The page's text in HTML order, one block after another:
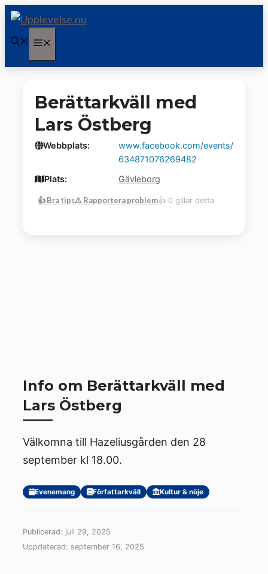
Hoppa
innehåll
Berättarkväll med
Lars Östberg
Webbplats:
www.facebook.com/events/
634871076269482
Plats:
Gävleborg
👍 Bra tips⚠️ Rapportera problem👍 0 gillar detta
Info om Berättarkväll med
Lars Östberg
Välkomna till Hazeliusgården den 28
september kl 18.00.
Evenemang Författarkväll Kultur & nöje
Publicerad: juli 29, 2025
Uppdaterad: september 16, 2025